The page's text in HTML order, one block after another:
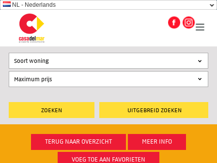
NL - Nederlands
UITGEBREID ZOEKEN
Soort woning
TERUG NAAR OVERZICHT MEER INFO
VOEG TOE AAN FAVORIETEN